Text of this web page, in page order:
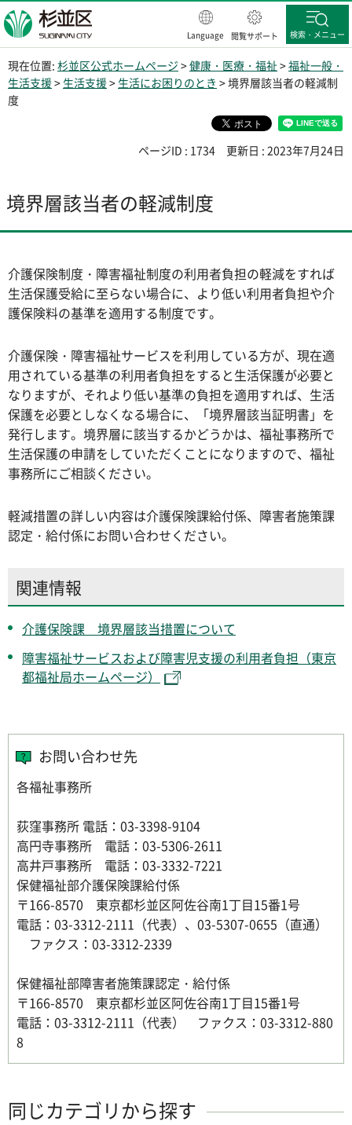
杉並区
Language 閲覧サポート 検索・メニュー
現在位置: 杉並区公式ホームページ >健康・医療・福祉 >福祉一般・
生活支援> 生活支援> 生活にお困りのとき > 境界層該当者の軽減制
度
ページID : 1734 更新日 : 2023年7月24日
境界層該当者の軽減制度
介護保険制度・障害福祉制度の利用者負担の軽減をすれば
生活保護受給に至らない場合に、より低い利用者負担や介
護保険料の基準を適用する制度です。
介護保険・障害福祉サービスを利用している方が、現在適
用されている基準の利用者負担をすると生活保護が必要と
なりますが、それより低い基準の負担を適用すれば、生活
保護を必要としなくなる場合に、「境界層該当証明書」を
発行します。境界層に該当するかどうかは、福祉事務所で
生活保護の申請をしていただくことになりますので、福祉
事務所にご相談ください。
軽減措置の詳しい内容は介護保険課給付係、障害者施策課
認定・給付係にお問い合わせください。
関連情報
介護保険課 境界層該当措置について
障害福祉サービスおよび障害児支援の利用者負担（東京
都福祉局ホームページ）
お問い合わせ先
各福祉事務所
荻窪事務所 電話：03-3398-9104
高円寺事務所 電話：03-5306-2611
高井戸事務所 電話：03-3332-7221
保健福祉部介護保険課給付係
〒166-8570 東京都杉並区阿佐谷南1丁目15番1号
電話：03-3312-2111（代表）、03-5307-0655（直通）
ファクス：03-3312-2339
保健福祉部障害者施策課認定・給付係
〒166-8570 東京都杉並区阿佐谷南1丁目15番1号
電話：03-3312-2111（代表） ファクス：03-3312-880
8
同じカテゴリから探す